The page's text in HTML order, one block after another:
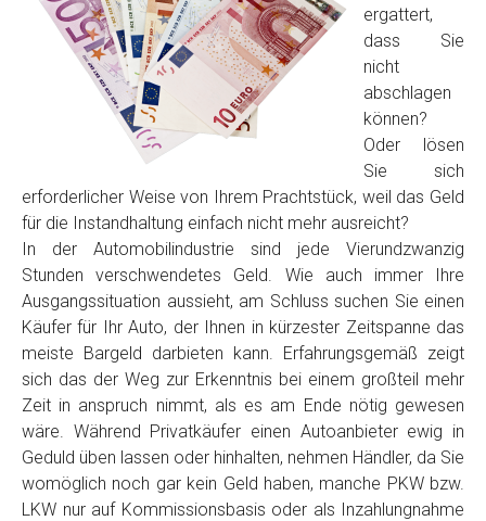
ergattert,
dass Sie
nicht
abschlagen
können?
Oder lösen
Sie sich
erforderlicher Weise von Ihrem Prachtstück, weil das Geld
für die Instandhaltung einfach nicht mehr ausreicht?
In der Automobilindustrie sind jede Vierundzwanzig
Stunden verschwendetes Geld. Wie auch immer Ihre
Ausgangssituation aussieht, am Schluss suchen Sie einen
Käufer für Ihr Auto, der Ihnen in kürzester Zeitspanne das
meiste Bargeld darbieten kann. Erfahrungsgemäß zeigt
sich das der Weg zur Erkenntnis bei einem großteil mehr
Zeit in anspruch nimmt, als es am Ende nötig gewesen
wäre. Während Privatkäufer einen Autoanbieter ewig in
Geduld üben lassen oder hinhalten, nehmen Händler, da Sie
womöglich noch gar kein Geld haben, manche PKW bzw.
LKW nur auf Kommissionsbasis oder als Inzahlungnahme